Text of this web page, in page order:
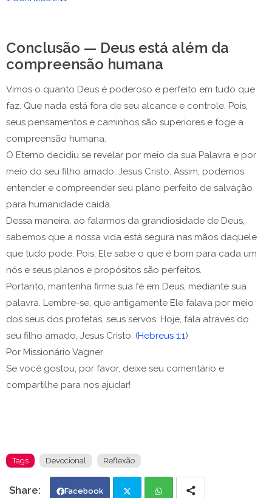
Conclusão — Deus está além da
compreensão humana
Vimos o quanto Deus é poderoso e perfeito em tudo que
faz. Que nada está fora de seu alcance e controle. Pois,
seus pensamentos e caminhos são superiores e foge a
compreensão humana.
O Eterno decidiu se revelar por meio da sua Palavra e por
meio do seu filho amado, Jesus Cristo. Assim, podemos
entender e compreender seu plano perfeito de salvação
para humanidade caída.
Dessa maneira, ao falarmos da grandiosidade de Deus,
sabemos que a nossa vida está segura nas mãos daquele
que tudo pode. Pois, Ele sabe o que é bom para cada um
nós e seus planos e propósitos são perfeitos.
Portanto, mantenha firme sua fé em Deus, mediante sua
palavra. Lembre-se, que antigamente Ele falava por meio
dos seus dos profetas, seus servos. Hoje, fala através do
seu filho amado, Jesus Cristo. (Hebreus 1:1)
Por Missionário Vagner
Se você gostou, por favor, deixe seu comentário e
compartilhe para nos ajudar!
Tags Devocional Reflexão
Facebook